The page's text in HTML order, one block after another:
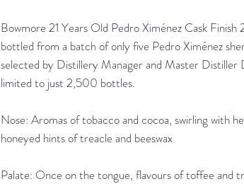
Bowmore 21 Years Old Pedro Ximénez Cask Finish
bottled from a batch of only five Pedro Ximénez
selected by Distillery Manager and Master Distiller
limited to just 2,500 bottles.
Nose: Aromas of tobacco and cocoa, swirling with
honeyed hints of treacle and beeswax
Palate: Once on the tongue, flavours of toffee and